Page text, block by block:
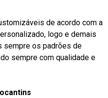
de acordo com a
logo e demais
sempre os padrões de
sempre com qualidade e